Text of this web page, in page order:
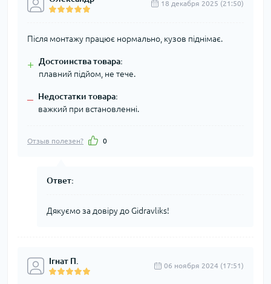
18 декабря 2025 (21:50)
Після монтажу працює нормально, кузов піднімає.
+ Достоинства товара:
плавний підйом, не тече.
– Недостатки товара:
важкий при встановленні.
Отзыв полезен? 0
Ответ:
Дякуємо за довіру до Gidravliks!
Ігнат П. 06 ноября 2024 (17:51)